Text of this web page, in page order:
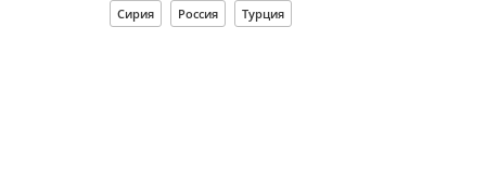
Сирия Россия Турция